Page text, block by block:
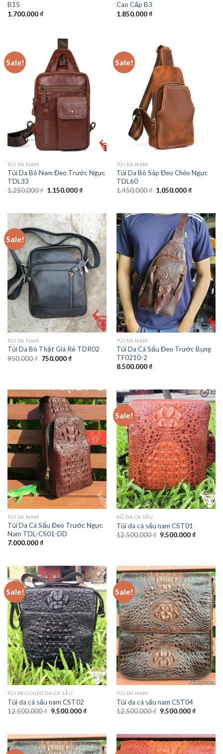
B15
1.700.000₫
Cao Cấp B3
1.850.000₫
Sale!
TÚI DA NAM
Túi Da Bò Nam Đeo Trước Ngực
TDL33
1.250.000₫ 1.150.000₫
Sale!
TÚI DA NAM
Túi Da Bò Sáp Đeo Chéo Ngực
TDL60
1.450.000₫ 1.050.000₫
Sale!
TÚI DA NAM
Túi Da Bò Thật Giá Rẻ TDR02
950.000₫ 750.000₫
TÚI DA NAM
Túi Da Cá Sấu Đeo Trước Bụng
TF0210-2
8.500.000₫
TÚI DA NAM
Túi Da Cá Sấu Đeo Trước Ngực
Nam TDL-CS01-DD
7.000.000₫
Sale!
ĐỒ DA CÁ SẤU
Túi da cá sấu nam CST01
12.500.000₫ 9.500.000₫
Sale!
TÚI ĐEO CHÉO DA CÁ SẤU
Túi da cá sấu nam CST02
12.500.000₫ 9.500.000₫
Sale!
TÚI DA NAM
Túi da cá sấu nam CST04
12.500.000₫ 9.500.000₫